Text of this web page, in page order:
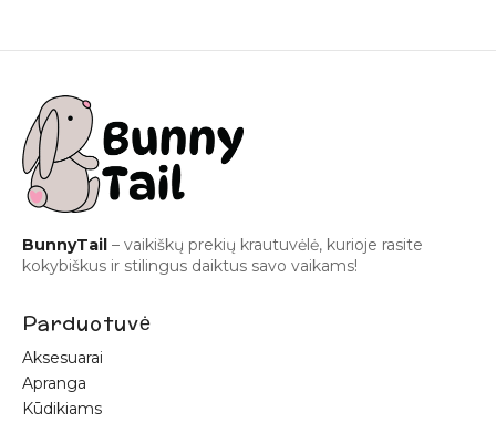
BunnyTail – vaikiškų prekių krautuvėlė, kurioje rasite
kokybiškus ir stilingus daiktus savo vaikams!
Parduotuvė
Aksesuarai
Apranga
Kūdikiams